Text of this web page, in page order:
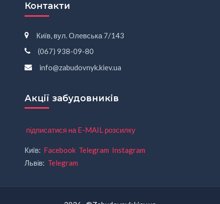
Контакти
Київ, вул. Олевська 7/143
(067) 938-09-80
info@zabudovnyk.kiev.ua
Акції забудовників
підписатися на E-MAIL розсилку
Київ: Facebook Telegram Instagram
Львів: Telegram